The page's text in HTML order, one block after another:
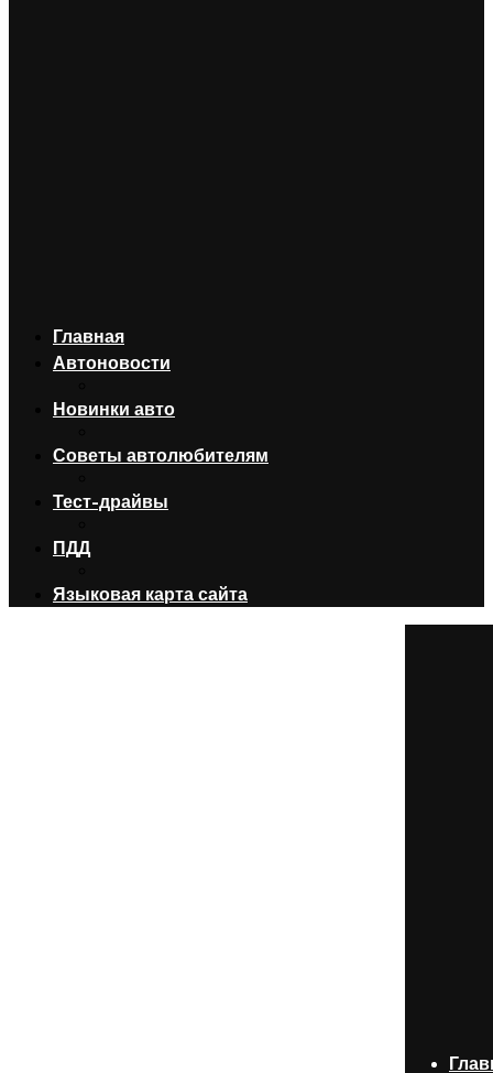
Главная
Автоновости
Новинки авто
Советы автолюбителям
Тест-драйвы
ПДД
Языковая карта сайта